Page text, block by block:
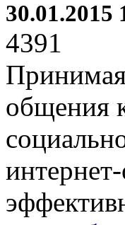
30.01.2015
4391
общения